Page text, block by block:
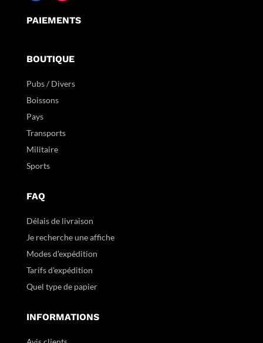
PAIEMENTS
BOUTIQUE
Pubs / Divers
Boissons
Pays
Transports
Militaire
Sports
FAQ
Délais de livraison
Je recherche une affiche
Modes d'expédition
Tarifs d'expédition
Quel type de papier
INFORMATIONS